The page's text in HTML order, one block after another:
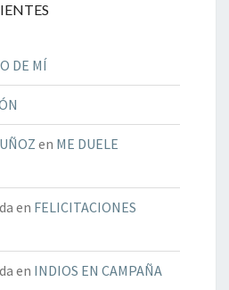
DE MÍ
en ME DUELE
en FELICITACIONES
en INDIOS EN CAMPAÑA